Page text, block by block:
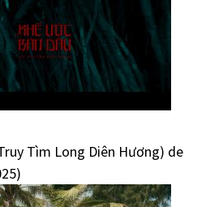
Tìm Long Diên Hương) de